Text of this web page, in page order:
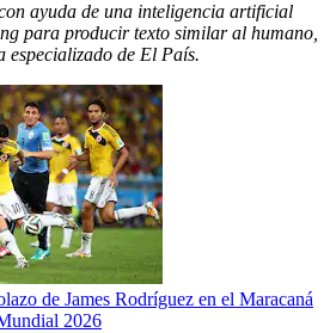
ayuda de una inteligencia artificial
para producir texto similar al humano,
de El País.
de James Rodríguez en el Maracaná
2026